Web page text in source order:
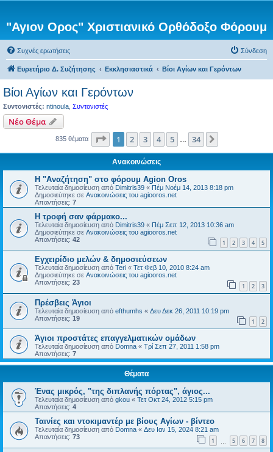
"Αγιον Ορος" Χριστιανικό Ορθόδοξο Φόρουμ
Συχνές ερωτήσεις Σύνδεση
Ευρετήριο Δ. Συζήτησης Εκκλησιαστικά Βίοι Αγίων και Γερόντων
Βίοι Αγίων και Γερόντων
Συντονιστές: ntinoula Συντονιστές
Νέο Θέμα
835 θέματα Σελίδα από34
1 2 3 4 5 34
Ανακοινώσεις
Η "Αναζήτηση" στο φόρουμ Agion Oros
Τελευταία δημοσίευση από Dimitris39 « Πέμ Νοέμ 14, 2013 8:18 pm
Δημοσιεύτηκε σε Ανακοινώσεις του agiooros.net
Απαντήσεις: 7
H τροφή σαν φάρμακο...
Τελευταία δημοσίευση από Dimitris39 « Πέμ Σεπ 12, 2013 10:36 am
Δημοσιεύτηκε σε Ανακοινώσεις του agiooros.net
Απαντήσεις: 42 1 2 3 4 5
Εγχειρίδιο μελών & δημοσιεύσεων
Τελευταία δημοσίευση από Teri « Τετ Φεβ 10, 2010 8:24 am
Δημοσιεύτηκε σε Ανακοινώσεις του agiooros.net
Απαντήσεις: 23 1 2 3
Πρέσβεις Άγιοι
Τελευταία δημοσίευση από efthumhs « Δευ Δεκ 26, 2011 10:19 pm
Απαντήσεις: 19 1 2
Άγιοι προστάτες επαγγελματικών ομάδων
Τελευταία δημοσίευση από Domna « Τρί Σεπ 27, 2011 1:58 pm
Απαντήσεις: 7
Θέματα
Ένας μικρός, "της διπλανής πόρτας", άγιος...
Τελευταία δημοσίευση από gkou « Τετ Οκτ 24, 2012 5:15 pm
Απαντήσεις: 4
Ταινίες και ντοκιμαντέρ με βίους Αγίων - βίντεο
Τελευταία δημοσίευση από Domna « Δευ Ιαν 15, 2024 8:21 am
Απαντήσεις: 73 1 5 6 7 8